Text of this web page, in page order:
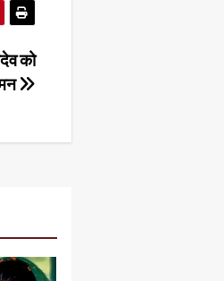
को